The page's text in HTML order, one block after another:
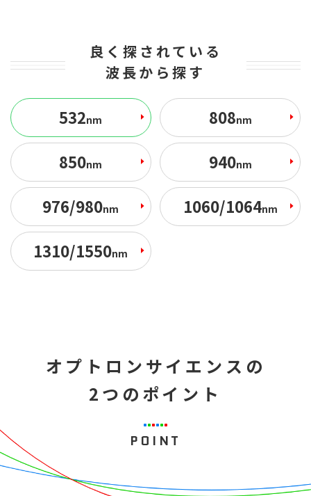
良く探されている
波長から探す
532nm 808nm
850nm 940nm
976/980nm 1060/1064nm
1310/1550nm
オプトロンサイエンスの
2つのポイント
POINT